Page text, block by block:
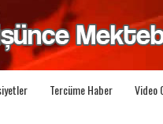
Tercüme Haber Video